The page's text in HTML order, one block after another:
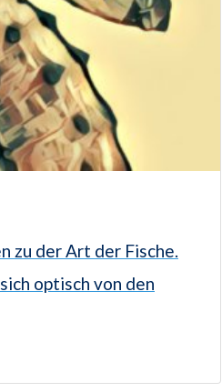
zu der Art der Fische.
optisch von den